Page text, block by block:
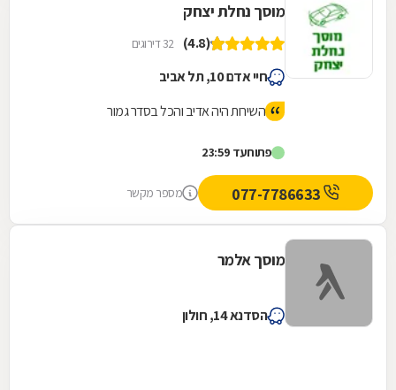
מוסך נחלת יצחק
(4.8) 32 דירוגים
חיי אדם 10, תל אביב
השירות היה אדיב והכל בסדר גמור
פתוחעד 23:59
מספר מקשר
מוסך אלמר
הסדנא 14, חולון